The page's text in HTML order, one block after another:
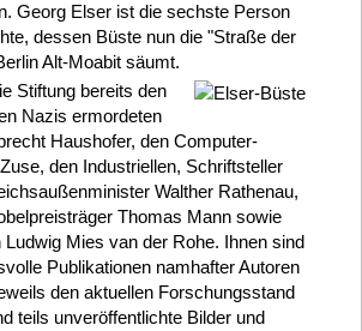
Georg Elser ist die sechste Person
dessen Büste nun die "Straße der
Alt-Moabit säumt.
Stiftung bereits den
Nazis ermordeten
Haushofer, den Computer-
den Industriellen, Schriftsteller
Walther Rathenau,
Thomas Mann sowie
Ludwig Mies van der Rohe. Ihnen sind
Publikationen namhafter Autoren
den aktuellen Forschungsstand
teils unveröffentlichte Bilder und